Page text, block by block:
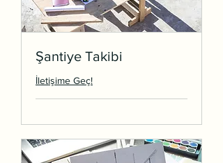
Şantiye Takibi
İletişime Geç!